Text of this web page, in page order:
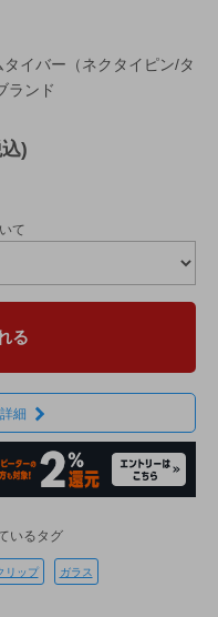
イバー（ネクタイピン/タ
ランド
)
て
る
細
いるタグ
リップ ガラス